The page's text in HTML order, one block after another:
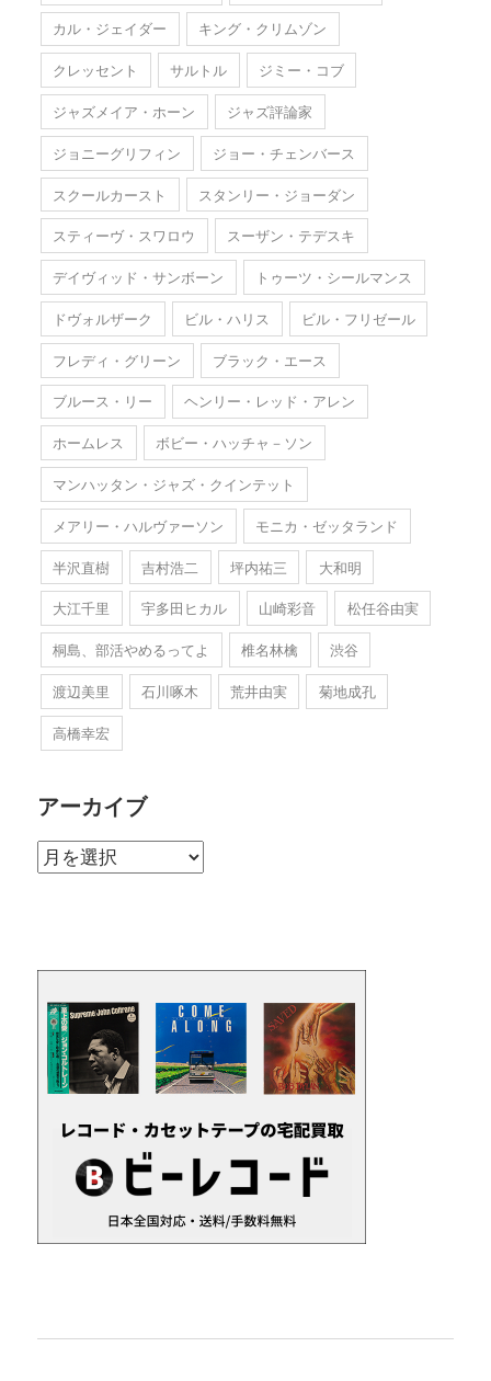
カル・ジェイダー
キング・クリムゾン
クレッセント
サルトル
ジミー・コブ
ジャズメイア・ホーン
ジャズ評論家
ジョニーグリフィン
ジョー・チェンバース
スクールカースト
スタンリー・ジョーダン
スティーヴ・スワロウ
スーザン・テデスキ
デイヴィッド・サンボーン
トゥーツ・シールマンス
ドヴォルザーク
ビル・ハリス
ビル・フリゼール
フレディ・グリーン
ブラック・エース
ブルース・リー
ヘンリー・レッド・アレン
ホームレス
ボビー・ハッチャ－ソン
マンハッタン・ジャズ・クインテット
メアリー・ハルヴァーソン
モニカ・ゼッタランド
半沢直樹
吉村浩二 坪内祐三
大和明
大江千里
宇多田ヒカル 山崎彩音
松任谷由実
桐島、部活やめるってよ
椎名林檎
渋谷
渡辺美里
石川啄木 荒井由実
菊地成孔
高橋幸宏
アーカイブ
ア